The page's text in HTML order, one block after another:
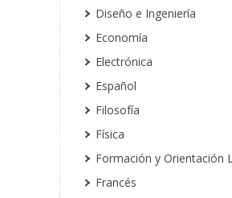
Diseño e Ingeniería
Economía
Electrónica
Español
Filosofía
Física
Formación y Orientación
Francés